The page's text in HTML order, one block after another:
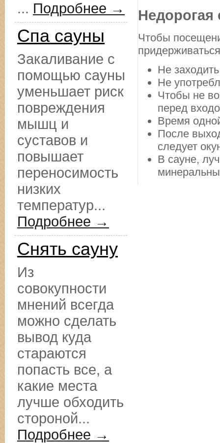
Чтобы
Не
Не
Чтобы не
перед
Время
После
следует
В сауне,
... Подробнее →
Спа сауны
Закаливание с
помощью сауны
уменьшает риск
повреждения
мышц и
суставов и
повышает
переносимость
низких
температур...
Подробнее →
Снять сауну
Из
совокупности
мнений всегда
можно сделать
вывод куда
стараются
попасть все, а
какие места
лучше обходить
стороной...
Подробнее →